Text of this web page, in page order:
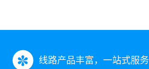
线路产品丰富，一站式服务